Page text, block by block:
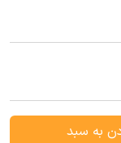
به سبد